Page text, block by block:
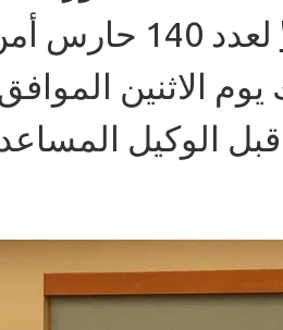
لعدد 140
الوكيل المساعد